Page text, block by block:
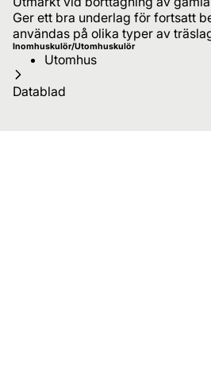
Ger ett bra underlag för fortsatt
användas på olika typer av
Inomhuskulör/Utomhuskulör
Utomhus
Datablad